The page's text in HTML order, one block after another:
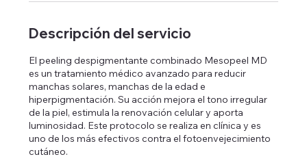
Descripción del servicio
El peeling despigmentante combinado Mesopeel MD
es un tratamiento médico avanzado para reducir
manchas solares, manchas de la edad e
hiperpigmentación. Su acción mejora el tono irregular
de la piel, estimula la renovación celular y aporta
luminosidad. Este protocolo se realiza en clínica y es
uno de los más efectivos contra el fotoenvejecimiento
cutáneo.